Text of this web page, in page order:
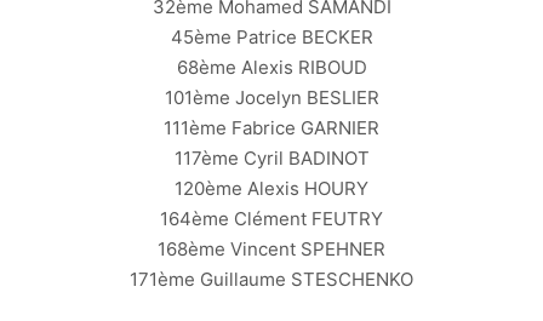
32ème Mohamed SAMANDI
45ème Patrice BECKER
68ème Alexis RIBOUD
101ème Jocelyn BESLIER
111ème Fabrice GARNIER
117ème Cyril BADINOT
120ème Alexis HOURY
164ème Clément FEUTRY
168ème Vincent SPEHNER
171ème Guillaume STESCHENKO